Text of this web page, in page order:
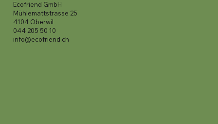
Ecofriend GmbH
Mühlemattstrasse 25
4104 Oberwil
044 205 50 10
info@ecofriend.ch